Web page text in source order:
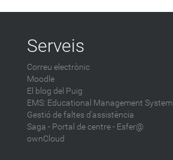
Serveis
Correu electrònic
Moodle
El blog del Puig
EMS: Educational Management System
Gestió de faltes d'assistència
Saga - Portal de centre - Esfer@
ownCloud